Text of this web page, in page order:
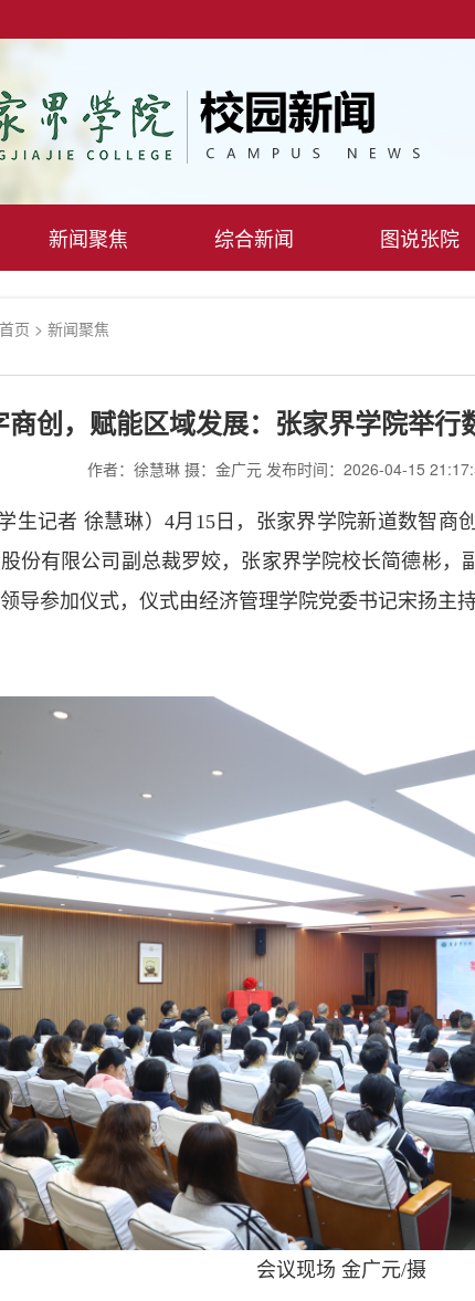
新闻聚焦 综合新闻 图说张院
首页 > 新闻聚焦
商创，赋能区域发展：张家界学院举行
作者：徐慧琳 摄：金广元 发布时间：2026-04-15
生记者 徐慧琳）4月15日，张家界学院新道数智商
份有限公司副总裁罗姣，张家界学院校长简德彬，
导参加仪式，仪式由经济管理学院党委书记宋扬主持
会议现场 金广元/摄